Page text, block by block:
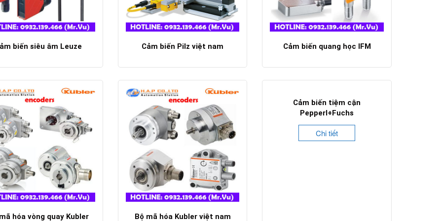
biến siêu âm Leuze Cảm biến Pilz việt nam Cảm biến quang học IFM
hóa vòng quay Kubler Bộ mã hóa Kubler việt nam
Cảm biến tiệm cận
Pepperl+Fuchs
Chi tiết